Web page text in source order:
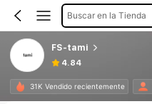
Buscar en la Tienda
FS-tami
4.84
31K Vendido recientemente